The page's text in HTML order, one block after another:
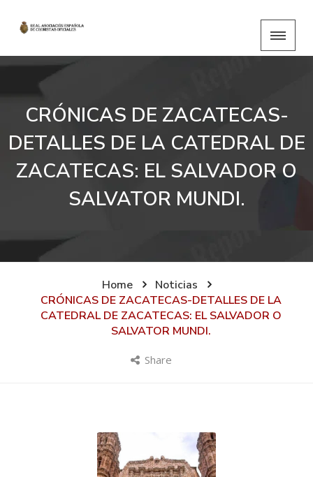
CRÓNICAS DE ZACATECAS-
DETALLES DE LA CATEDRAL DE
ZACATECAS: EL SALVADOR O
SALVATOR MUNDI.
Home
Noticias
CRÓNICAS DE ZACATECAS-DETALLES DE LA
CATEDRAL DE ZACATECAS: EL SALVADOR O
SALVATOR MUNDI.
Share